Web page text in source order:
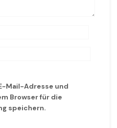
Mail-Adresse und
Browser für die
speichern.